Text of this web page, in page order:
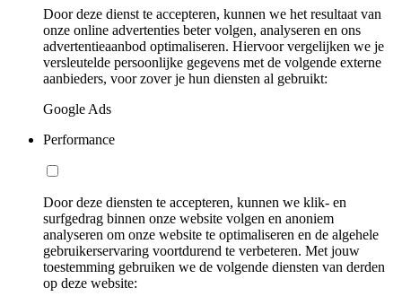
Door deze dienst te accepteren, kunnen we het resultaat van
onze online advertenties beter volgen, analyseren en ons
advertentieaanbod optimaliseren. Hiervoor vergelijken we je
versleutelde persoonlijke gegevens met de volgende externe
aanbieders, voor zover je hun diensten al gebruikt:
Google Ads
Performance
Door deze diensten te accepteren, kunnen we klik- en
surfgedrag binnen onze website volgen en anoniem
analyseren om onze website te optimaliseren en de algehele
gebruikerservaring voortdurend te verbeteren. Met jouw
toestemming gebruiken we de volgende diensten van derden
op deze website: